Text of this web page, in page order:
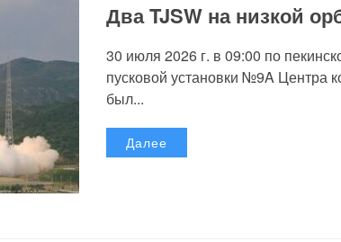
Два TJSW на низкой
30 июля 2026 г. в 09:00 по
пусковой установки №9A Центра
был...
Далее